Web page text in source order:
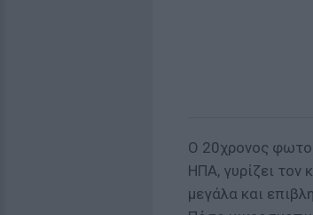
Ο 20χρονος
ΗΠΑ, γυρίζει
μεγάλα και